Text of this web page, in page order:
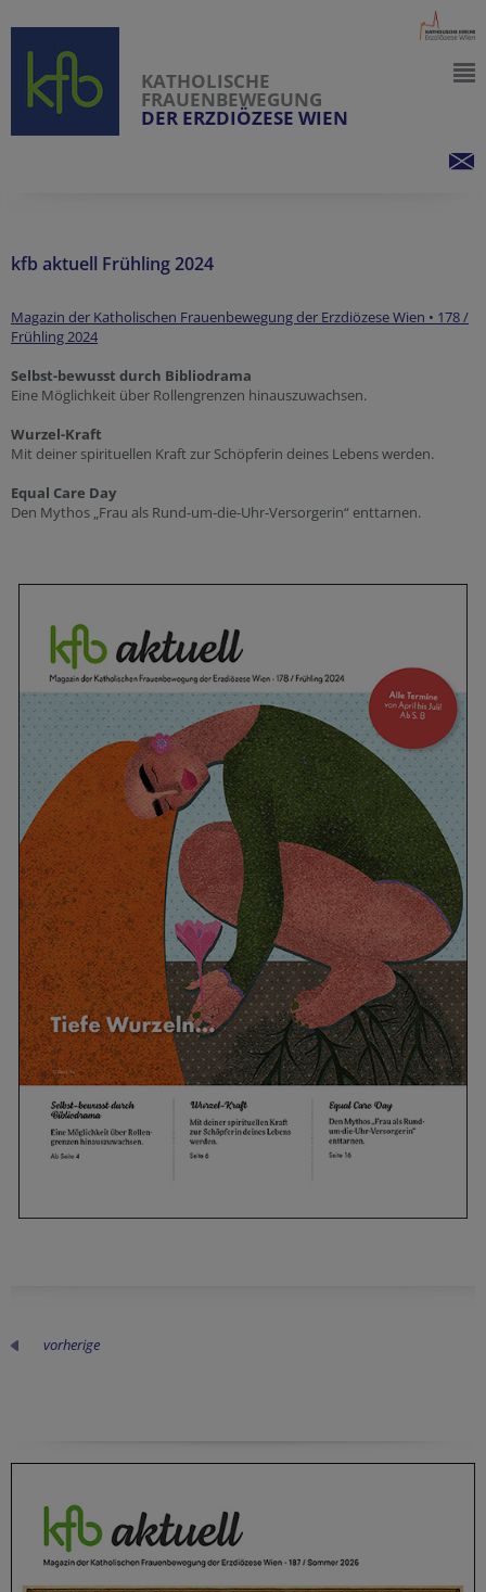
KATHOLISCHE
FRAUENBEWEGUNG
DER ERZDIÖZESE WIEN
kfb aktuell Frühling 2024
Magazin der Katholischen Frauenbewegung der Erzdiözese Wien • 178 /
Frühling 2024
Selbst-bewusst durch Bibliodrama
Eine Möglichkeit über Rollengrenzen hinauszuwachsen.
Wurzel-Kraft
Mit deiner spirituellen Kraft zur Schöpferin deines Lebens werden.
Equal Care Day
Den Mythos „Frau als Rund-um-die-Uhr-Versorgerin“ enttarnen.
vorherige